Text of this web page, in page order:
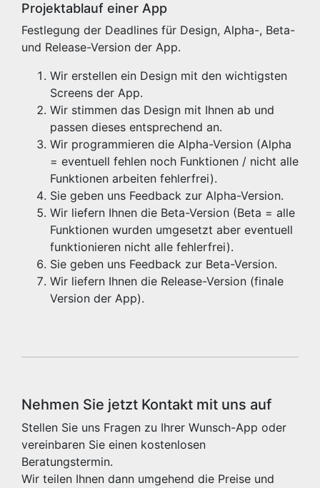
Projektablauf einer App
Festlegung der Deadlines für Design, Alpha-, Beta-
und Release-Version der App.
Wir erstellen ein Design mit den wichtigsten
Screens der App.
Wir stimmen das Design mit Ihnen ab und
passen dieses entsprechend an.
Wir programmieren die Alpha-Version (Alpha
= eventuell fehlen noch Funktionen / nicht alle
Funktionen arbeiten fehlerfrei).
Sie geben uns Feedback zur Alpha-Version.
Wir liefern Ihnen die Beta-Version (Beta = alle
Funktionen wurden umgesetzt aber eventuell
funktionieren nicht alle fehlerfrei).
Sie geben uns Feedback zur Beta-Version.
Wir liefern Ihnen die Release-Version (finale
Version der App).
Nehmen Sie jetzt Kontakt mit uns auf
Stellen Sie uns Fragen zu Ihrer Wunsch-App oder
vereinbaren Sie einen kostenlosen
Beratungstermin.
Wir teilen Ihnen dann umgehend die Preise und